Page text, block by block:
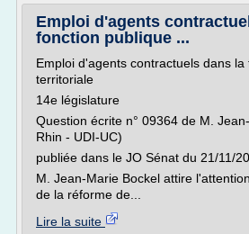
Emploi d'agents
fonction publique ...
Emploi d'agents contractuels dans
territoriale
14e législature
Question écrite n° 09364 de M.
Rhin - UDI-UC)
publiée dans le JO Sénat du 21/11/
M. Jean-Marie Bockel attire
de la réforme de...
Lire la suite